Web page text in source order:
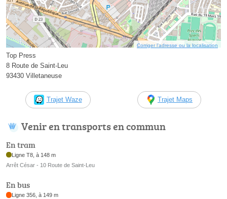
Corriger l’adresse ou la localisation
Top Press
8 Route de Saint-Leu
93430 Villetaneuse
Trajet Waze Trajet Maps
Venir en transports en commun
En tram
Ligne T8, à 148 m
Arrêt César - 10 Route de Saint-Leu
En bus
Ligne 356, à 149 m